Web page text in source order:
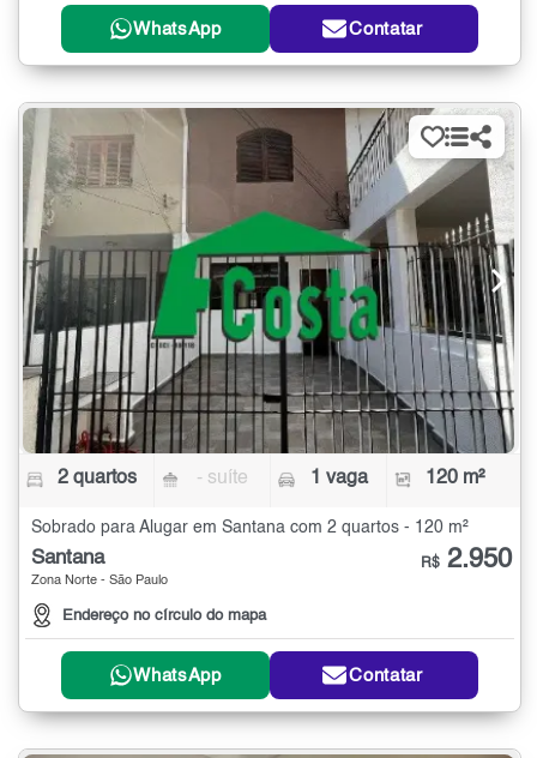
WhatsApp Contatar
2 quartos - suíte 1 vaga 120 m²
Sobrado para Alugar em Santana com 2 quartos - 120 m²
Santana
Zona Norte - São Paulo
Endereço no círculo do mapa
R$ 2.950
WhatsApp Contatar